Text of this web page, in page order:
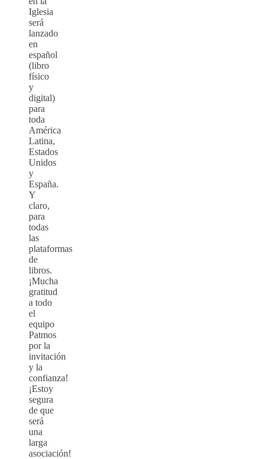
Iglesia
será
lanzado
en
español
(libro
físico
y
digital)
para
toda
América
Latina,
Estados
Unidos
y
España.
Y
claro,
para
todas
las
plataformas
de
libros.
¡Mucha
gratitud
a todo
el
equipo
Patmos
por la
invitación
y la
confianza!
¡Estoy
segura
de que
será
una
larga
asociación!